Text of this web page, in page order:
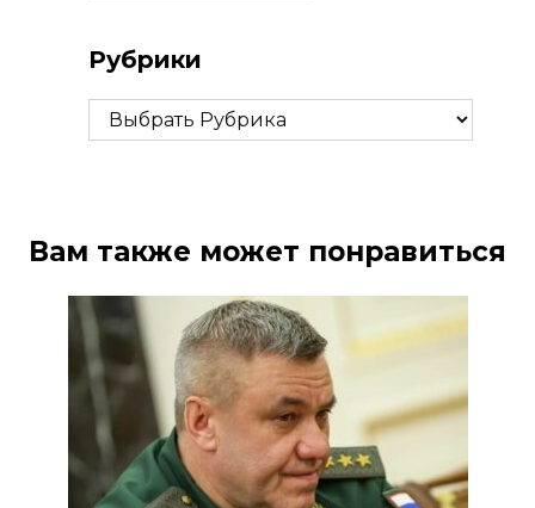
Рубрики
Рубрики
Вам также может понравиться